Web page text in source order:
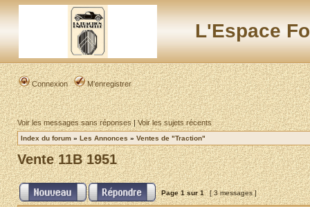
L'Espace
Connexion M’enregistrer
Voir les messages sans réponses|Voir les sujets récents
Index du forum » Les Annonces » Ventes de "Traction"
Vente 11B 1951
Page1sur1 [ 3 messages ]